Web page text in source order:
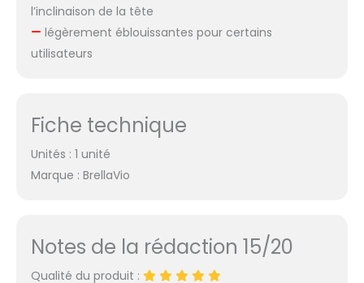
l’inclinaison de la tête
légèrement éblouissantes pour certains
utilisateurs
Fiche technique
Unités : 1 unité
Marque : BrellaVio
Notes de la rédaction 15/20
Qualité du produit :